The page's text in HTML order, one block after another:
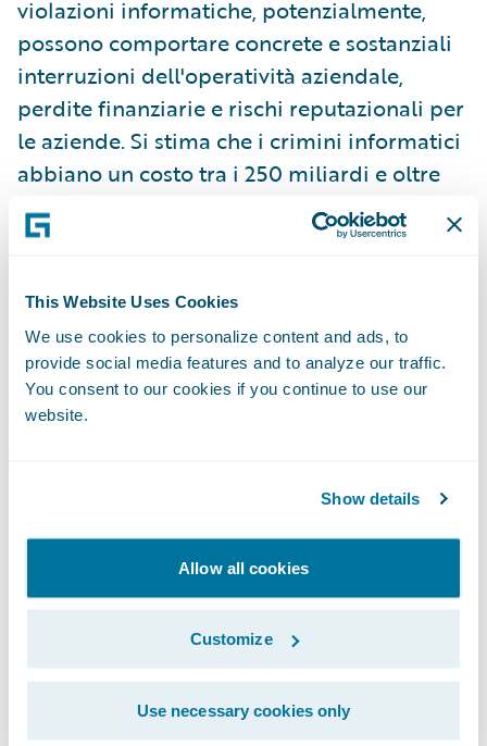
This Website Uses Cookies
We use cookies to personalize content and ads, to
provide social media features and to analyze our traffic.
You consent to our cookies if you continue to use our
website.
Show details
Allow all cookies
Customize
Use necessary cookies only
violazioni informatiche, potenzialmente,
possono comportare concrete e sostanziali
interruzioni dell'operatività aziendale,
perdite finanziarie e rischi reputazionali per
le aziende. Si stima che i crimini informatici
abbiano un costo tra i 250 miliardi e oltre
3000 miliardi dollari all'anno per
l'economia globale*, tuttavia molte aziende
esposte agli attacchi informatici.
Per offrire ulteriore trasparenza in questo
campo, le informazioni strategiche di S&P
materia di cyber-rischi di Guidewire Cyence
Risk Analytics, che offre straordinari
approfondimenti tramite una soluzione
proprietaria capace di combinareraccolta di
dati su scala-Internet, apprendimento
automatico adattativo e modeling del